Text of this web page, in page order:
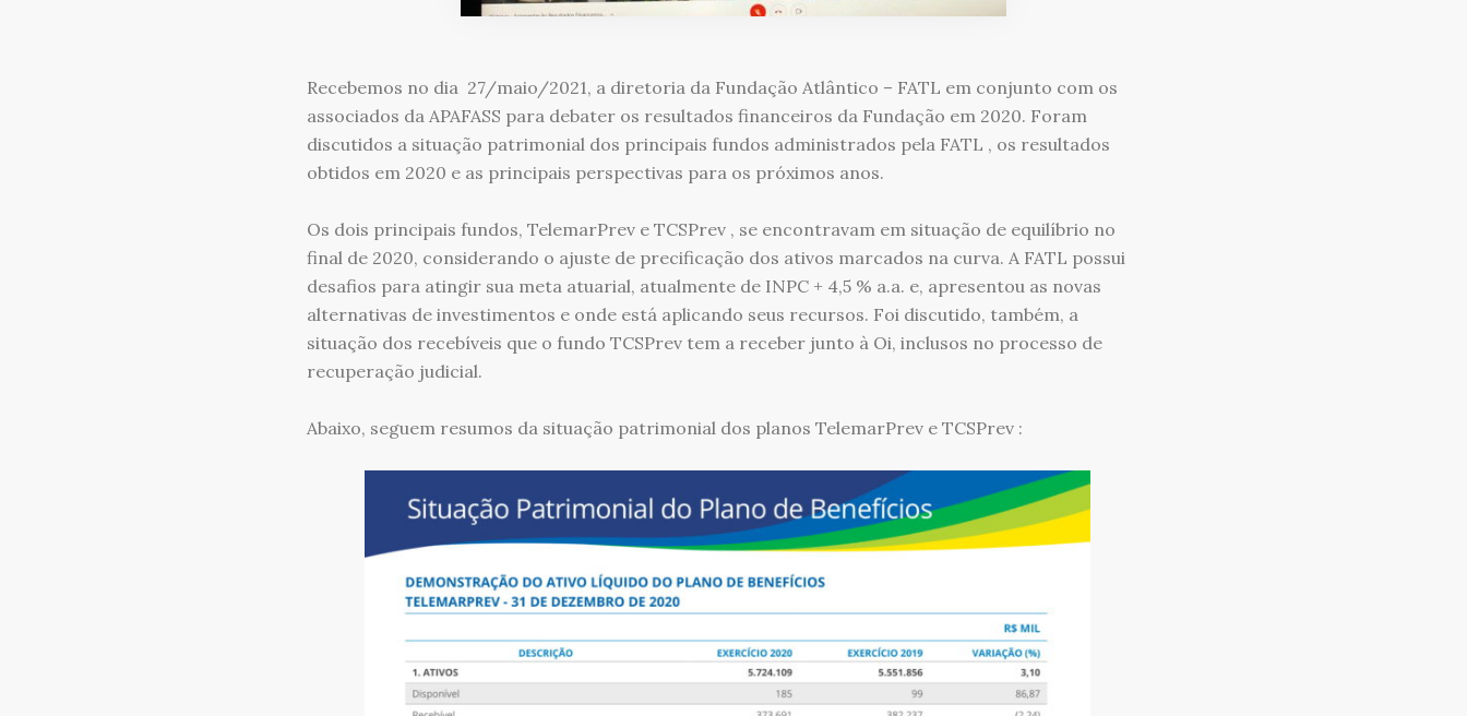
Recebemos no dia 27/maio/2021, a diretoria da Fundação Atlântico – FATL em conjunto com os
associados da APAFASS para debater os resultados financeiros da Fundação em 2020. Foram
discutidos a situação patrimonial dos principais fundos administrados pela FATL , os resultados
obtidos em 2020 e as principais perspectivas para os próximos anos.
Os dois principais fundos, TelemarPrev e TCSPrev , se encontravam em situação de equilíbrio no
final de 2020, considerando o ajuste de precificação dos ativos marcados na curva. A FATL possui
desafios para atingir sua meta atuarial, atualmente de INPC + 4,5 % a.a. e, apresentou as novas
alternativas de investimentos e onde está aplicando seus recursos. Foi discutido, também, a
situação dos recebíveis que o fundo TCSPrev tem a receber junto à Oi, inclusos no processo de
recuperação judicial.
Abaixo, seguem resumos da situação patrimonial dos planos TelemarPrev e TCSPrev :